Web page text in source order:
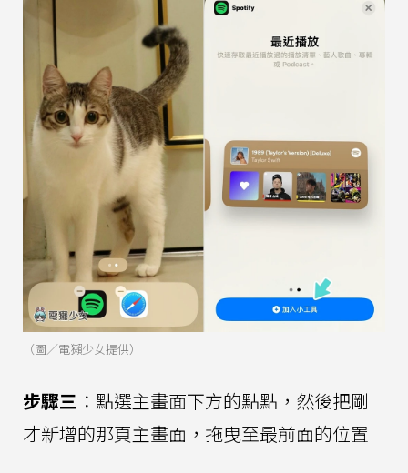
（圖／電獺少女提供）
步驟三 ：點選主畫面下方的點點，然後把剛
才新增的那頁主畫面，拖曳至最前面的位置